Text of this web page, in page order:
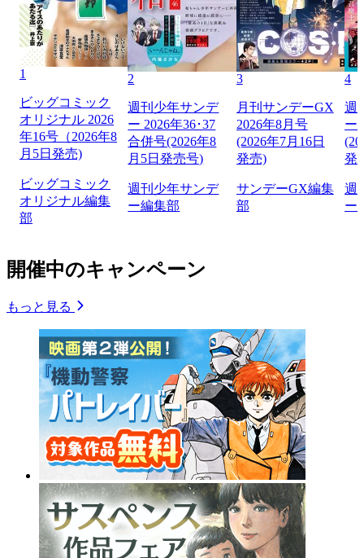
1
ビッグコミック
オリジナル 2026
年16号（2026年8
月5日発売)
ビッグコミック
オリジナル編集
部
2
週刊少年サンデ
ー 2026年36･37
合併号(2026年8
月5日発売号)
週刊少年サンデ
ー編集部
3
月刊サンデーGX
2026年8月号
(2026年7月16日
発売)
サンデーGX編集
部
4
週
ー
発
週
ー
開催中のキャンペーン
もっと見る